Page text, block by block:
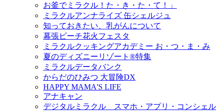
お釜でミラクル！た・き・た・て！」
ミラクルアンナライズ 缶シェルジュ
知っておきたい、乳がんについて
幕張ビーチ花火フェスタ
ミラクルクッキングアカデミー お・つ・ま・み
夏のディズニーリゾート®特集
ミラクルデータバンク
からだのひみつ 大冒険DX
HAPPY MAMA'S LIFE
アナキャン
デジタルミラクル スマホ・アプリ・コンシェル